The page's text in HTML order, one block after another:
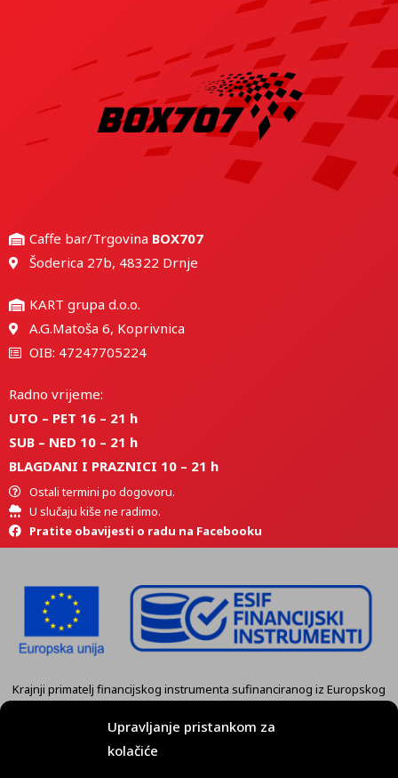
Upravljanje pristankom za
kolačiće
Caffe bar/Trgovina BOX707
Šoderica 27b, 48322 Drnje
KART grupa d.o.o.
A.G.Matoša 6, Koprivnica
OIB: 47247705224
Radno vrijeme:
UTO – PET 16 – 21 h
SUB – NED 10 – 21 h
BLAGDANI I PRAZNICI 10 – 21 h
Ostali termini po dogovoru.
U slučaju kiše ne radimo.
Pratite obavijesti o radu na Facebooku
Krajnji primatelj financijskog instrumenta sufinanciranog iz Europskog
fonda za regionalni razvoj u sklopu Operativnog programa
„Konkurentnost i kohezija” je tvrtkaKART GRUPA d.o.o. Koprivnica.